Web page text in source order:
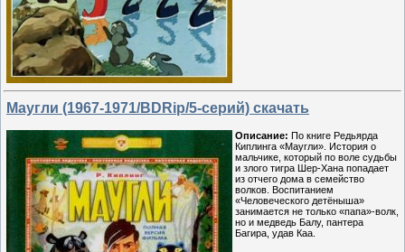
Маугли (1967-1971/BDRip/5-серий) скачать
Описание: По книге Редьярда
Киплинга «Маугли». История о
мальчике, который по воле судьбы
и злого тигра Шер-Хана попадает
из отчего дома в семейство
волков. Воспитанием
«Человеческого детёныша»
занимается не только «папа»-волк,
но и медведь Балу, пантера
Багира, удав Каа.